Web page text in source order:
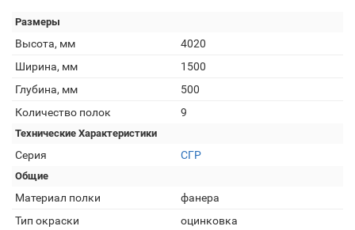
Размеры
Высота, мм
4020
Ширина, мм
1500
Глубина, мм
500
Количество полок
9
Технические Характеристики
Серия СГР
Общие
Материал полки
фанера
Тип окраски
оцинковка